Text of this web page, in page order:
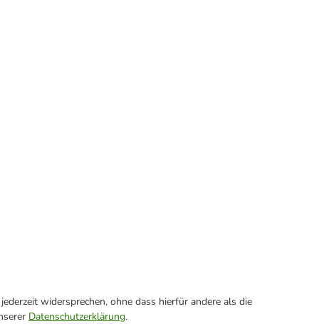
widersprechen, ohne dass hierfür andere als die
Datenschutzerklärung.